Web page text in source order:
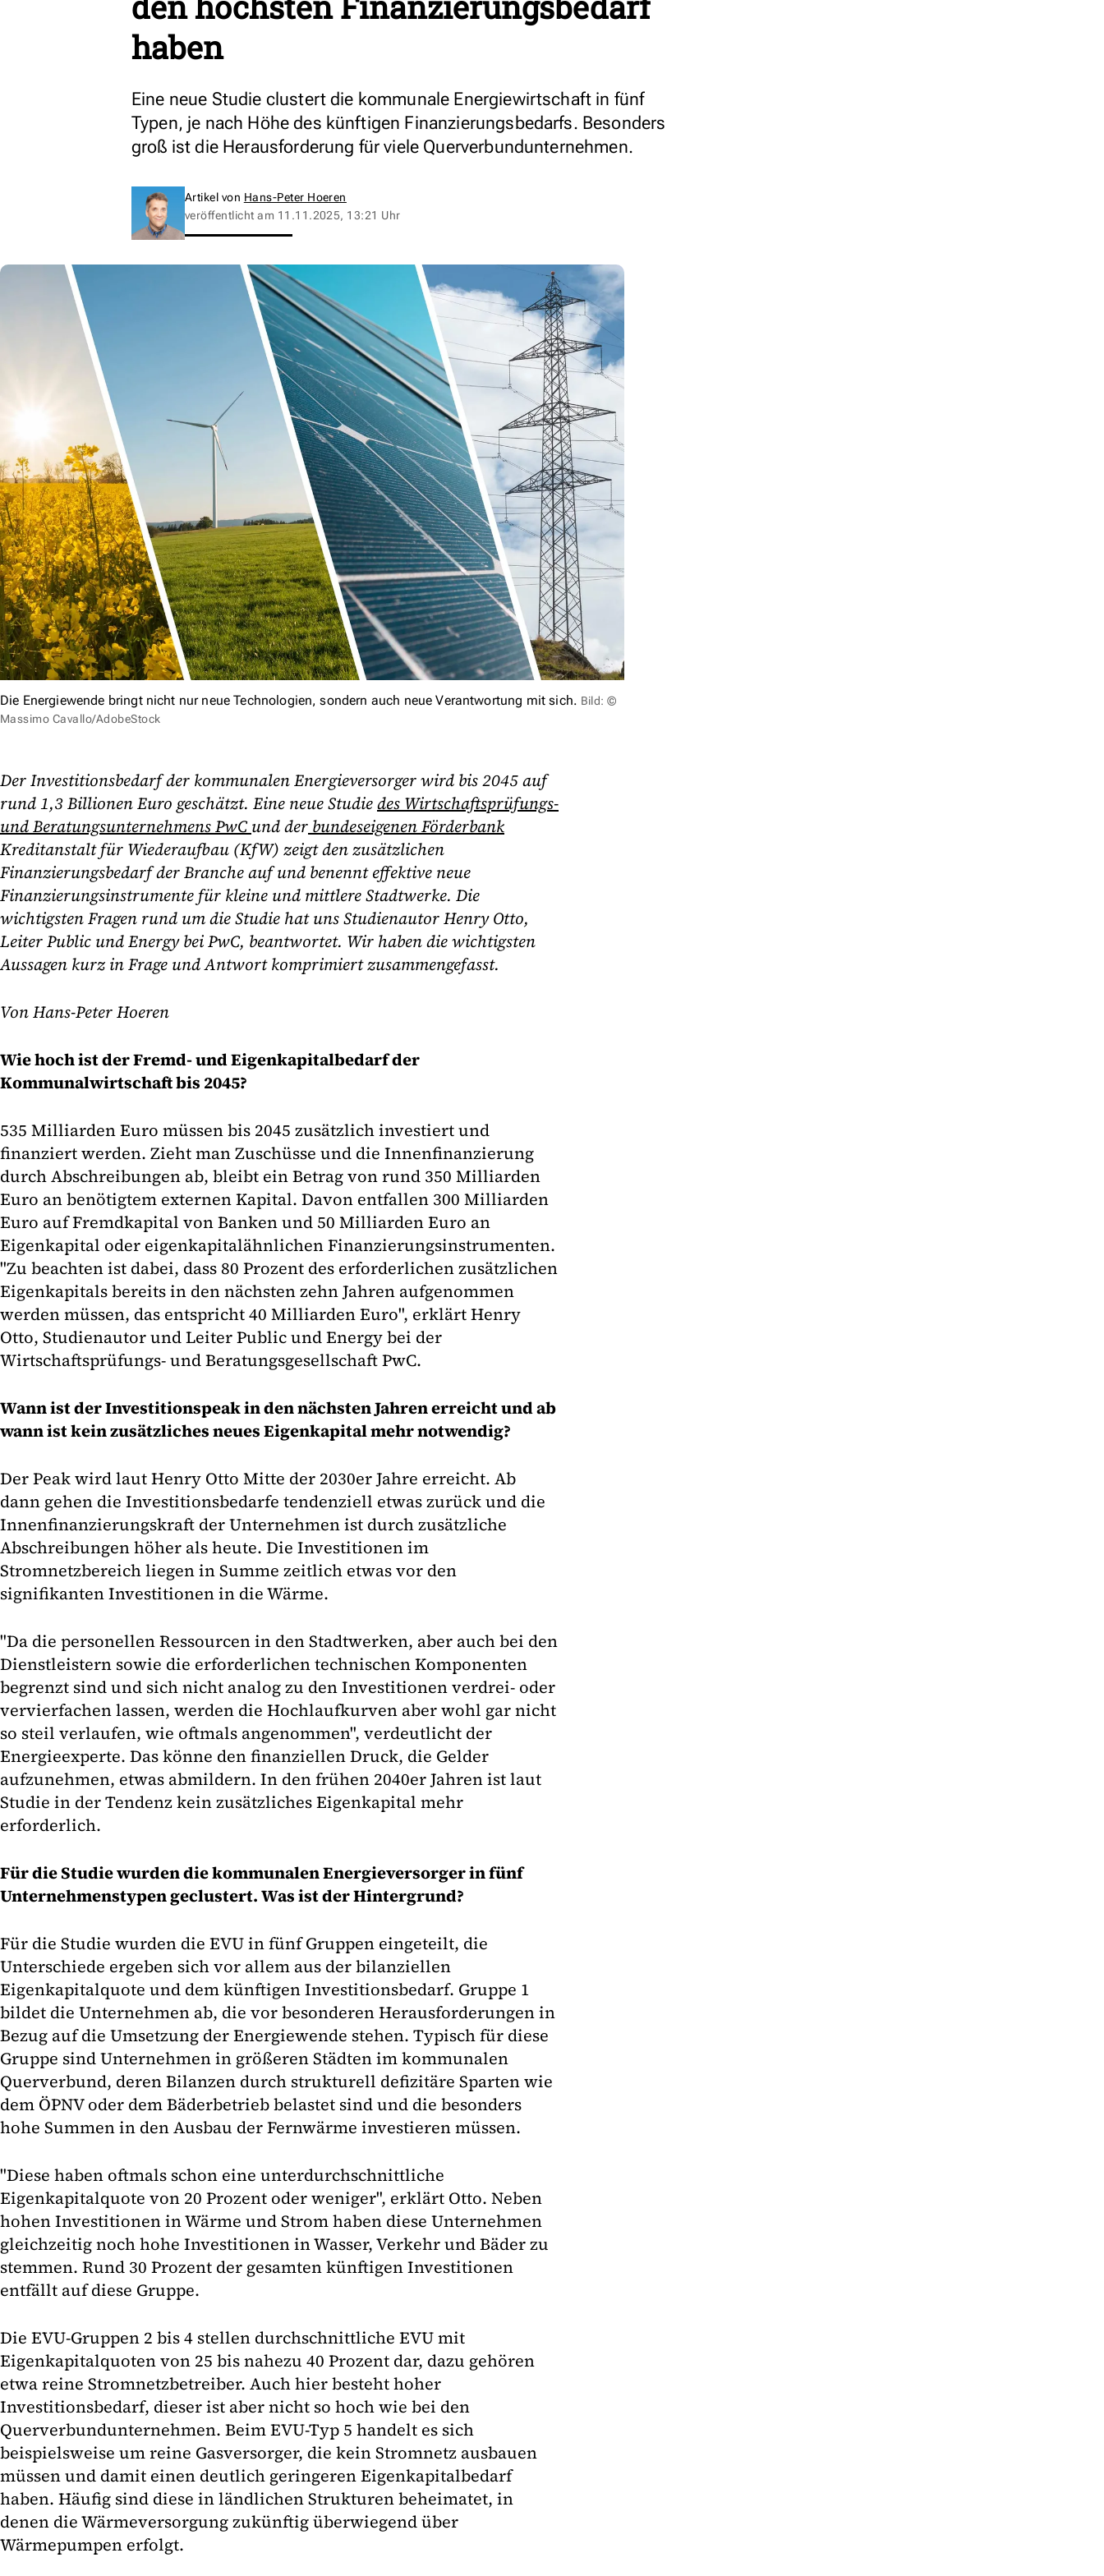
haben
Eine neue Studie clustert die kommunale Energiewirtschaft in fünf
Typen, je nach Höhe des künftigen Finanzierungsbedarfs. Besonders
groß ist die Herausforderung für viele Querverbundunternehmen.
Artikel von Hans-Peter Hoeren
veröffentlicht am 11.11.2025, 13:21 Uhr
Die Energiewende bringt nicht nur neue Technologien, sondern auch neue Verantwortung mit sich. Bild: ©
Massimo Cavallo/AdobeStock
Der Investitionsbedarf der kommunalen Energieversorger wird bis 2045 auf
rund 1,3 Billionen Euro geschätzt. Eine neue Studiedes Wirtschaftsprüfungs-
und Beratungsunternehmens PwCund der bundeseigenen Förderbank
Kreditanstalt für Wiederaufbau (KfW) zeigt den zusätzlichen
Finanzierungsbedarf der Branche auf und benennt effektive neue
Finanzierungsinstrumente für kleine und mittlere Stadtwerke. Die
wichtigsten Fragen rund um die Studie hat uns Studienautor Henry Otto,
Leiter Public und Energy bei PwC, beantwortet. Wir haben die wichtigsten
Aussagen kurz in Frage und Antwort komprimiert zusammengefasst.
Von Hans-Peter Hoeren
Wie hoch ist der Fremd- und Eigenkapitalbedarf der
Kommunalwirtschaft bis 2045?
535 Milliarden Euro müssen bis 2045 zusätzlich investiert und
finanziert werden. Zieht man Zuschüsse und die Innenfinanzierung
durch Abschreibungen ab, bleibt ein Betrag von rund 350 Milliarden
Euro an benötigtem externen Kapital. Davon entfallen 300 Milliarden
Euro auf Fremdkapital von Banken und 50 Milliarden Euro an
Eigenkapital oder eigenkapitalähnlichen Finanzierungsinstrumenten.
"Zu beachten ist dabei, dass 80 Prozent des erforderlichen zusätzlichen
Eigenkapitals bereits in den nächsten zehn Jahren aufgenommen
werden müssen, das entspricht 40 Milliarden Euro", erklärt Henry
Otto, Studienautor und Leiter Public und Energy bei der
Wirtschaftsprüfungs- und Beratungsgesellschaft PwC.
Wann ist der Investitionspeak in den nächsten Jahren erreicht und ab
wann ist kein zusätzliches neues Eigenkapital mehr notwendig?
Der Peak wird laut Henry Otto Mitte der 2030er Jahre erreicht. Ab
dann gehen die Investitionsbedarfe tendenziell etwas zurück und die
Innenfinanzierungskraft der Unternehmen ist durch zusätzliche
Abschreibungen höher als heute. Die Investitionen im
Stromnetzbereich liegen in Summe zeitlich etwas vor den
signifikanten Investitionen in die Wärme.
"Da die personellen Ressourcen in den Stadtwerken, aber auch bei den
Dienstleistern sowie die erforderlichen technischen Komponenten
begrenzt sind und sich nicht analog zu den Investitionen verdrei- oder
vervierfachen lassen, werden die Hochlaufkurven aber wohl gar nicht
so steil verlaufen, wie oftmals angenommen", verdeutlicht der
Energieexperte. Das könne den finanziellen Druck, die Gelder
aufzunehmen, etwas abmildern. In den frühen 2040er Jahren ist laut
Studie in der Tendenz kein zusätzliches Eigenkapital mehr
erforderlich.
Für die Studie wurden die kommunalen Energieversorger in fünf
Unternehmenstypen geclustert. Was ist der Hintergrund?
Für die Studie wurden die EVU in fünf Gruppen eingeteilt, die
Unterschiede ergeben sich vor allem aus der bilanziellen
Eigenkapitalquote und dem künftigen Investitionsbedarf. Gruppe 1
bildet die Unternehmen ab, die vor besonderen Herausforderungen in
Bezug auf die Umsetzung der Energiewende stehen. Typisch für diese
Gruppe sind Unternehmen in größeren Städten im kommunalen
Querverbund, deren Bilanzen durch strukturell defizitäre Sparten wie
dem ÖPNV oder dem Bäderbetrieb belastet sind und die besonders
hohe Summen in den Ausbau der Fernwärme investieren müssen.
"Diese haben oftmals schon eine unterdurchschnittliche
Eigenkapitalquote von 20 Prozent oder weniger", erklärt Otto. Neben
hohen Investitionen in Wärme und Strom haben diese Unternehmen
gleichzeitig noch hohe Investitionen in Wasser, Verkehr und Bäder zu
stemmen. Rund 30 Prozent der gesamten künftigen Investitionen
entfällt auf diese Gruppe.
Die EVU-Gruppen 2 bis 4 stellen durchschnittliche EVU mit
Eigenkapitalquoten von 25 bis nahezu 40 Prozent dar, dazu gehören
etwa reine Stromnetzbetreiber. Auch hier besteht hoher
Investitionsbedarf, dieser ist aber nicht so hoch wie bei den
Querverbundunternehmen. Beim EVU-Typ 5 handelt es sich
beispielsweise um reine Gasversorger, die kein Stromnetz ausbauen
müssen und damit einen deutlich geringeren Eigenkapitalbedarf
haben. Häufig sind diese in ländlichen Strukturen beheimatet, in
denen die Wärmeversorgung zukünftig überwiegend über
Wärmepumpen erfolgt.